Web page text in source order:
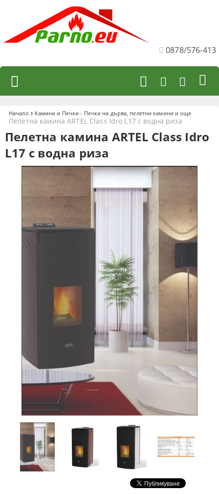
0878/576-413
Начало Камини и Печки - Печки на дърва, пелетни камини и още
Пелетнa каминa ARTEL Class Idro L17 с водна риза
Пелетнa каминa ARTEL Class Idro
L17 с водна риза